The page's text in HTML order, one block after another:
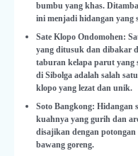
bumbu yang khas.
ini menjadi hidangan yang
Sate Klopo Ondomohen:
yang ditusuk dan dibakar
taburan kelapa parut yang
di Sibolga adalah salah
klopo yang lezat dan unik.
Soto Bangkong: Hidangan
kuahnya yang gurih dan
disajikan dengan
bawang goreng.